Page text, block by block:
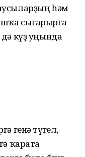
һәм
сығарырға
күҙ уңында
генә түгел,
ҡарата